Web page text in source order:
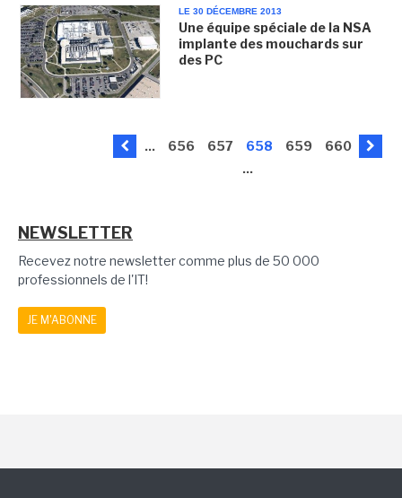
LE 30 DÉCEMBRE 2013
Une équipe spéciale de la NSA
implante des mouchards sur
des PC
... 656 657 658 659
660
...
NEWSLETTER
Recevez notre newsletter comme plus de 50 000
professionnels de l'IT!
JE M'ABONNE